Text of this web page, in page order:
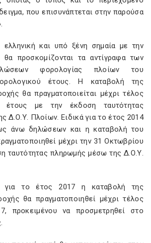
που επισυνάπτεται στην παρούσα
και υπό ξένη σημαία με την
προσκομίζονται τα αντίγραφα των
φορολογίας πλοίων του
έτους. Η καταβολή της
θα πραγματοποιείται μέχρι τέλος
έτους με την έκδοση ταυτότητας
Δ.Ο.Υ. Πλοίων. Ειδικά για το έτος 2014
άνω δηλώσεων και η καταβολή του
μέχρι την 31 Οκτωβρίου
ταυτότητας πληρωμής μέσω της Δ.Ο.Υ.
για το έτος 2017 η καταβολή της
θα πραγματοποιηθεί μέχρι τέλος
προκειμένου να προσμετρηθεί στο